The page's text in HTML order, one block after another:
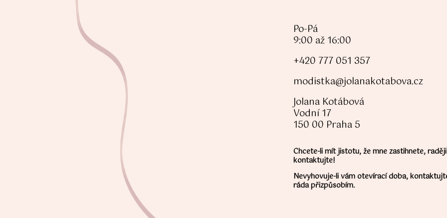
Po-Pá
9:00 až 16:00
+420 777 051 357
modistka@jolanakotabova.cz
Jolana Kotábová
Vodní 17
150 00 Praha 5
Chcete-li mít jistotu, že mne zastihnete,
kontaktujte!
Nevyhovuje-li vám otevírací doba,
ráda přizpůsobím.